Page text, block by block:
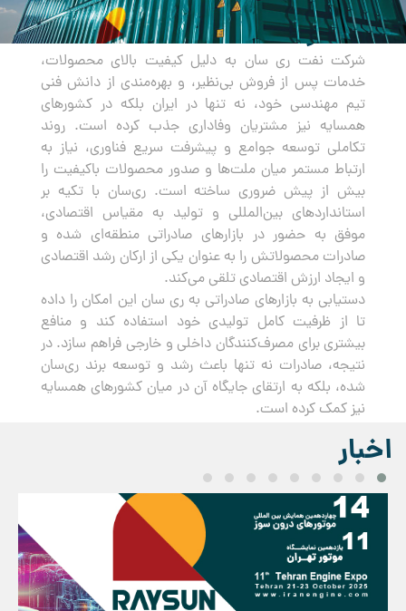
صادرات
شرکت نفت ری سان به دلیل کیفیت بالای محصولات،
خدمات پس از فروش بی‌نظیر، و بهره‌مندی از دانش فنی
تیم مهندسی خود، نه تنها در ایران بلکه در کشورهای
همسایه نیز مشتریان وفاداری جذب کرده است. روند
تکاملی توسعه جوامع و پیشرفت سریع فناوری، نیاز به
ارتباط مستمر میان ملت‌ها و صدور محصولات باکیفیت را
بیش از پیش ضروری ساخته است. ری‌سان با تکیه بر
استانداردهای بین‌المللی و تولید به مقیاس اقتصادی،
موفق به حضور در بازارهای صادراتی منطقه‌ای شده و
صادرات محصولاتش را به عنوان یکی از ارکان رشد اقتصادی
و ایجاد ارزش اقتصادی تلقی می‌کند.
دستیابی به بازارهای صادراتی به ری سان این امکان را داده
تا از ظرفیت کامل تولیدی خود استفاده کند و منافع
بیشتری برای مصرف‌کنندگان داخلی و خارجی فراهم سازد. در
نتیجه، صادرات نه تنها باعث رشد و توسعه برند ری‌سان
شده، بلکه به ارتقای جایگاه آن در میان کشورهای همسایه
نیز کمک کرده است.
اخبار